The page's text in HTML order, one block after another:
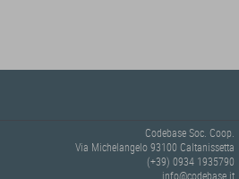
Codebase Soc. Coop.
Via Michelangelo 93100 Caltanissetta
(+39) 0934 1935790
info@codebase.it